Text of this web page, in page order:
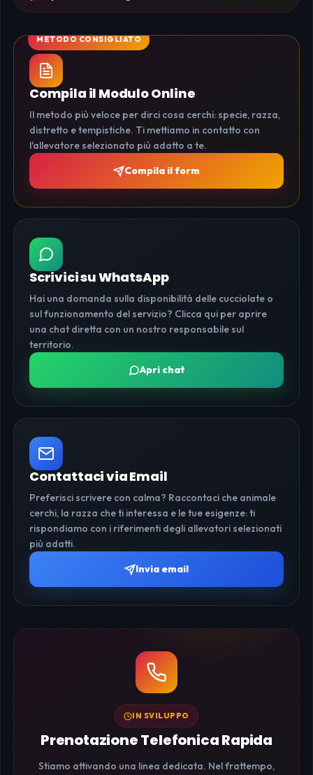
Compila il Modulo Online
Il metodo più veloce per dirci cosa cerchi: specie, razza,
distretto e tempistiche. Ti mettiamo in contatto con
l'allevatore selezionato più adatto a te.
Compila il form
Scrivici su WhatsApp
Hai una domanda sulla disponibilità delle cucciolate o
sul funzionamento del servizio? Clicca qui per aprire
una chat diretta con un nostro responsabile sul
territorio.
Apri chat
Contattaci via Email
Preferisci scrivere con calma? Raccontaci che animale
cerchi, la razza che ti interessa e le tue esigenze: ti
rispondiamo con i riferimenti degli allevatori selezionati
più adatti.
Invia email
IN SVILUPPO
Prenotazione Telefonica Rapida
Stiamo attivando una linea dedicata. Nel frattempo,